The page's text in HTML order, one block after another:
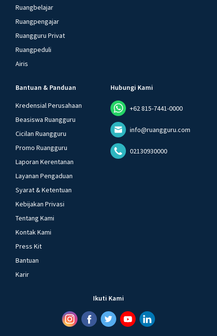
Ruangbelajar
Ruangpengajar
Ruangguru Privat
Ruangpeduli
Airis
Bantuan & Panduan
Kredensial Perusahaan
Beasiswa Ruangguru
Cicilan Ruangguru
Promo Ruangguru
Laporan Kerentanan
Layanan Pengaduan
Syarat & Ketentuan
Kebijakan Privasi
Tentang Kami
Kontak Kami
Press Kit
Bantuan
Karir
Hubungi Kami
+62 815-7441-0000
info@ruangguru.com
02130930000
Ikuti Kami